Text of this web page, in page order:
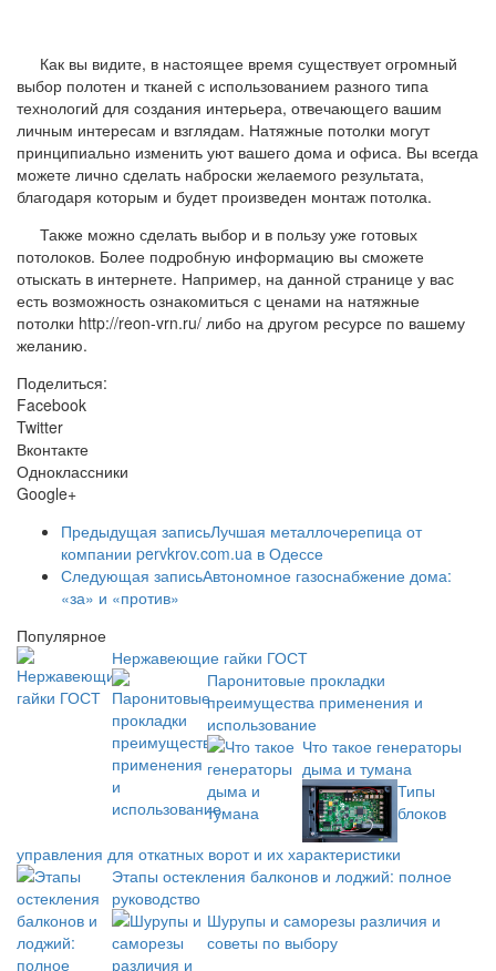
Как вы видите, в настоящее время существует огромный
выбор полотен и тканей с использованием разного типа
технологий для создания интерьера, отвечающего вашим
личным интересам и взглядам. Натяжные потолки могут
принципиально изменить уют вашего дома и офиса. Вы всегда
можете лично сделать наброски желаемого результата,
благодаря которым и будет произведен монтаж потолка.
Также можно сделать выбор и в пользу уже готовых
потолоков. Более подробную информацию вы сможете
отыскать в интернете. Например, на данной странице у вас
есть возможность ознакомиться с ценами на натяжные
потолки http://reon-vrn.ru/ либо на другом ресурсе по вашему
желанию.
Поделиться:
Facebook
Twitter
Вконтакте
Одноклассники
Google+
Предыдущая записьЛучшая металлочерепица от
компании pervkrov.com.ua в Одессе
Следующая записьАвтономное газоснабжение дома:
«за» и «против»
Популярное
Нержавеющие гайки ГОСТ
Паронитовые прокладки
преимущества применения и
использование
Что такое генераторы
дыма и тумана
Типы
блоков
управления для откатных ворот и их характеристики
Этапы остекления балконов и лоджий: полное
руководство
Шурупы и саморезы различия и
советы по выбору